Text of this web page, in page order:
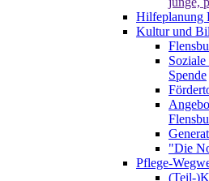
Hilfeplanung
Kultur und
Spende
"Die
Pflege-
(Teil-